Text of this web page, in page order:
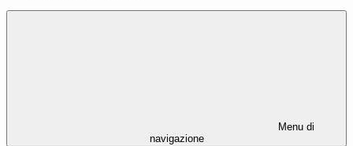
Menu di
navigazione